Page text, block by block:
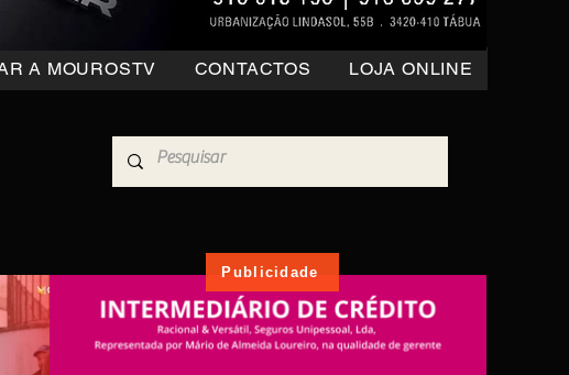
A MOUROSTV CONTACTOS LOJA ONLINE
Publicidade